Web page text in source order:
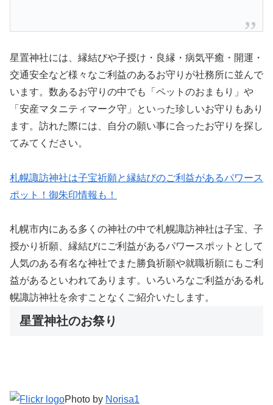
星置神社には、縁結びや子授け・良縁・病気平癒・開運・
交通安全など様々なご利益のあるお守りが社務所に並んで
います。数あるお守りの中でも「ペットのおまもり」や
「安産マタニティマーク守」といった珍しいお守りもあり
ます。訪れた際には、自分の願い事に合ったお守りを探し
てみてください。
札幌諏訪神社は子宝祈願と縁結びのご利益があるパワース
ポット！御朱印情報も！
札幌市内にある多くの神社の中で札幌諏訪神社は子宝、子
授かり祈願、縁結びにご利益があるパワースポットとして
人気のある有名な神社でまた勝負祈願や就職祈願にもご利
益があるといわれてあります。いろいろなご利益がある札
幌諏訪神社を余すことなくご紹介いたします。
星置神社のお祭り
Photo by Norisa1